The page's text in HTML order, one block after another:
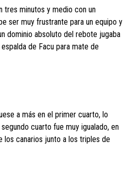
tres minutos y medio con un
ser muy frustrante para un equipo y
dominio absoluto del rebote jugaba
de Facu para mate de
a más en el primer cuarto, lo
cuarto fue muy igualado, en
los canarios junto a los triples de